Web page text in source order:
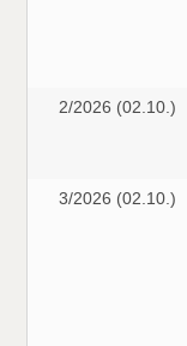
2/2026 (02.10.)
3/2026 (02.10.)